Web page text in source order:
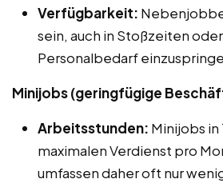
Verfügbarkeit:
sein, auch in Stoßzeiten
Personalbedarf
Minijobs (geringfügige
Arbeitsstunden: Minijobs in
maximalen Verdienst pro
umfassen daher oft nur